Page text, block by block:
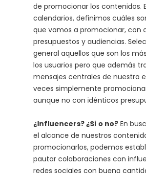
de promocionar los contenidos.
calendarios, definimos cuáles
que vamos a promocionar, con
presupuestos y audiencias.
general aquellos que son los
los usuarios pero que además
mensajes centrales de nuestra
veces simplemente
aunque no con idénticos
¿Influencers? ¿Sí o no? En
el alcance de nuestros
promocionarlos, podemos
pautar colaboraciones con
redes sociales con buena